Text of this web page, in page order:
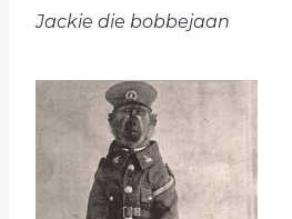
Jackie die bobbejaan